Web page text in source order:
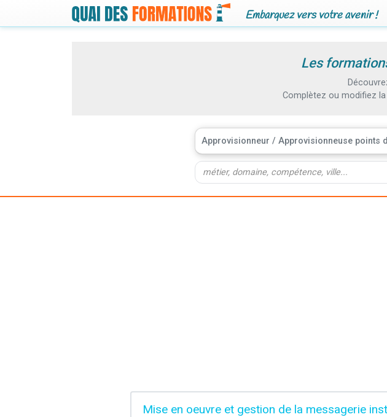
Embarquez vers votre avenir !
Les
Complètez ou modifiez
Approvisionneur / Approvisionneuse points
Mise en oeuvre et gestion de la messagerie